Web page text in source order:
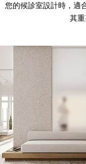
您的候診室設計時，適
其